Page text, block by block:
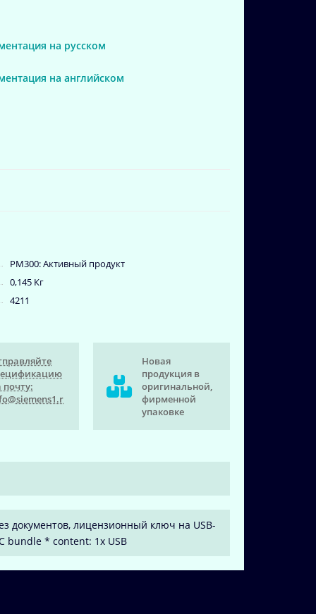
на русском
на английском
PM300: Активный продукт
0,145 Кг
4211
почту:
Новая
продукция в
оригинальной,
фирменной
упаковке
документов, лицензионный ключ на USB-
bundle * content: 1x USB